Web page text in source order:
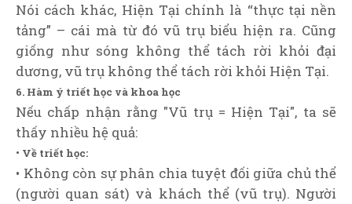
Nói cách khác, Hiện Tại chính là “thực tại nền
tảng” – cái mà từ đó vũ trụ biểu hiện ra. Cũng
giống như sóng không thể tách rời khỏi đại
dương, vũ trụ không thể tách rời khỏi Hiện Tại.
6. Hàm ý triết học và khoa học
Nếu chấp nhận rằng "Vũ trụ = Hiện Tại", ta sẽ
thấy nhiều hệ quả:
• Về triết học:
• Không còn sự phân chia tuyệt đối giữa chủ thể
(người quan sát) và khách thể (vũ trụ). Người